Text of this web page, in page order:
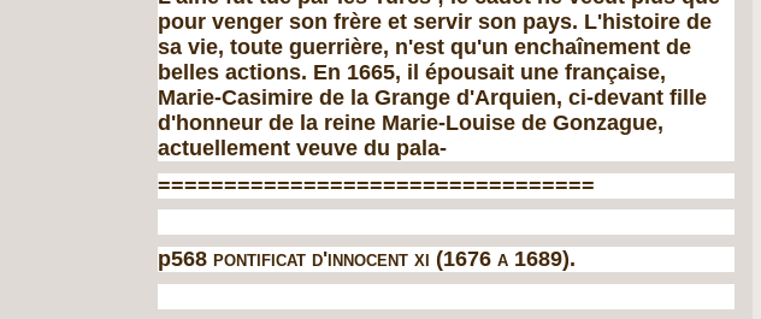
pour venger son frère et servir son pays. L'histoire de
sa vie, toute guerrière, n'est qu'un enchaînement de
belles actions. En 1665, il épousait une française,
Marie-Casimire de la Grange d'Arquien, ci-devant fille
d'honneur de la reine Marie-Louise de Gonzague,
actuellement veuve du pala-
=================================
p568 pontificat d'innocent xi (1676 a 1689).